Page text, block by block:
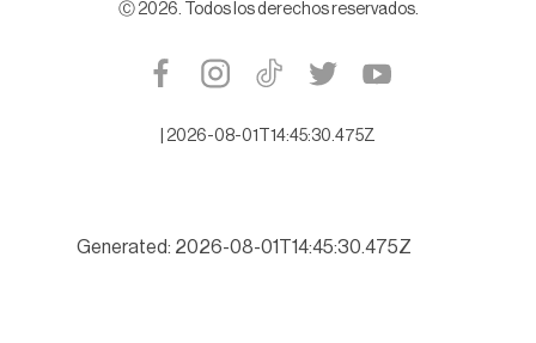
Ⓒ 2026. Todos los derechos reservados.
2026-08-01T14:45:30.475Z
Generated: 2026-08-01T14:45:30.475Z